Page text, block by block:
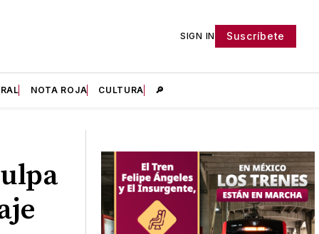
SIGN IN Suscríbete
NOTA ROJA CULTURA 🔎